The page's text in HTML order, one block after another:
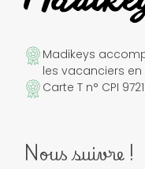
Madikeys
les vacanciers en
Carte T n° CPI
Nous suivre !